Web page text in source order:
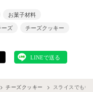
お菓子材料
ーズ チーズクッキー
チーズクッキー スライスでも